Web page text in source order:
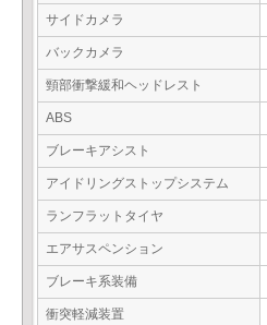
サイドカメラ
バックカメラ
頸部衝撃緩和ヘッドレスト
ABS
ブレーキアシスト
アイドリングストップシステム
ランフラットタイヤ
エアサスペンション
ブレーキ系装備
衝突軽減装置